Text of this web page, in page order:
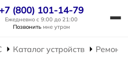
+7 (800) 101-14-79
Ежедневно с 9:00 до 21:00
Позвонить мне утром
Каталог устройств Ремонт